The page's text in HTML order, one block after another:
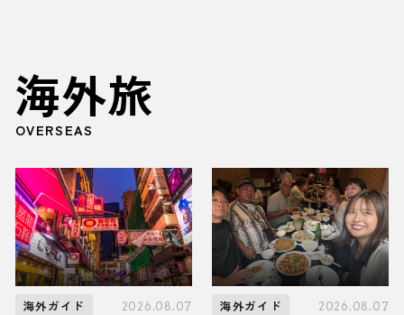
海外旅
OVERSEAS
海外ガイド 2026.08.07 海外ガイド 2026.08.07